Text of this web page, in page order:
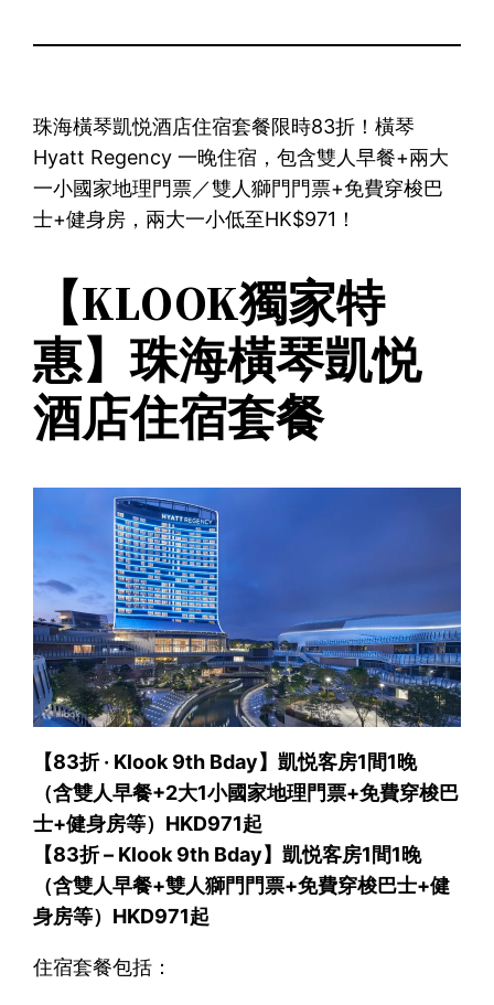
珠海橫琴凱悦酒店住宿套餐限時83折！橫琴
Hyatt Regency 一晚住宿，包含雙人早餐+兩大
一小國家地理門票／雙人獅門門票+免費穿梭巴
士+健身房，兩大一小低至HK$971！
【KLOOK獨家特
惠】珠海橫琴凱悦
酒店住宿套餐
【83折 · Klook 9th Bday】凱悦客房1間1晚
（含雙人早餐+2大1小國家地理門票+免費穿梭巴
士+健身房等）HKD971起
【83折 – Klook 9th Bday】凱悦客房1間1晚
（含雙人早餐+雙人獅門門票+免費穿梭巴士+健
身房等）HKD971起
住宿套餐包括：